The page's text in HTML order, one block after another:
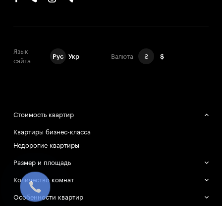
Язык
сайта
Рус Укр Валюта ₴ $
Стоимость квартир
Квартиры бизнес-класса
Недорогие квартиры
Размер и площадь
Большие квартиры
Маленькие квартиры
Количество комнат
Однокомнатные квартиры
Особенности квартир